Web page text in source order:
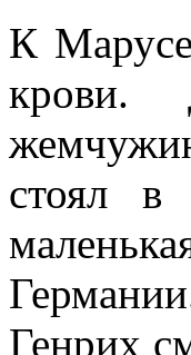
К
крови.
стоял в
Генрих